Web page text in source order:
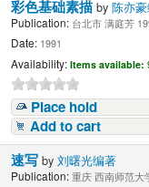
彩色基础素描by陈亦
Publication: 台北市 满庭芳
Date: 1991
Availability: Items available:
Place hold
Add to cart
速写by刘曙光编著
Publication: 重庆 西南师范大